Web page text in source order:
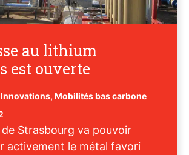
au lithium
est ouverte
Innovations, Mobilités bas carbone
Strasbourg va pouvoir
activement le métal favori